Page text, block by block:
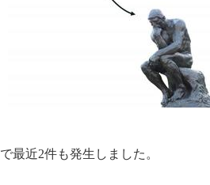
最近2件も発生しました。